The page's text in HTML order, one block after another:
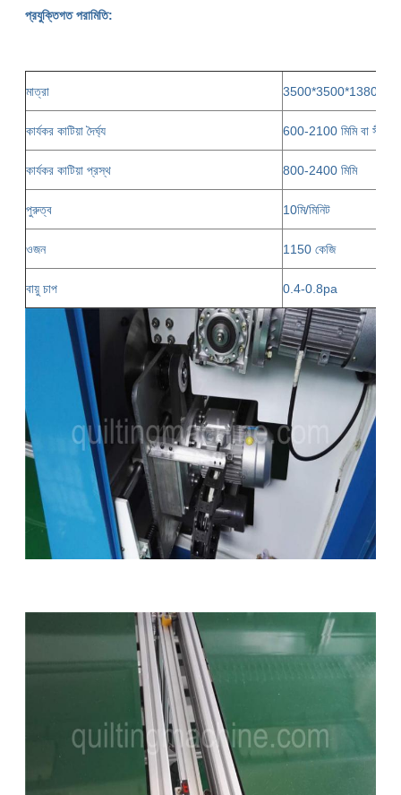
প্রযুক্তিগত পরামিতি:
মাত্রা 3500*3500*1380 মিমি
কার্যকর কাটিয়া দৈর্ঘ্য 600-2100 মিমি বা
কার্যকর কাটিয়া প্রস্থ 800-2400 মিমি
পুরুত্ব 10মি/মিনিট
ওজন 1150 কেজি
বায়ু চাপ 0.4-0.8pa